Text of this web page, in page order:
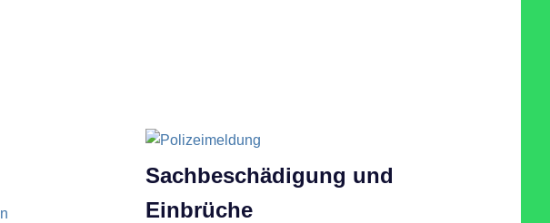
Sachbeschädigung und
Einbrüche